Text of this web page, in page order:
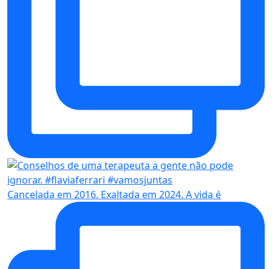
Cancelada em 2016. Exaltada em 2024. A vida é